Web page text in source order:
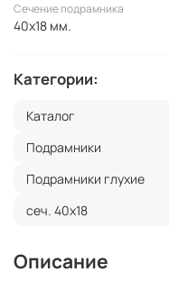
Сечение подрамника
40x18 мм.
Категории:
Каталог
Подрамники
Подрамники глухие
сеч. 40х18
Описание